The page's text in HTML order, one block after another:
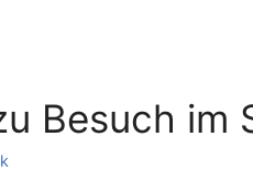
Besuch im